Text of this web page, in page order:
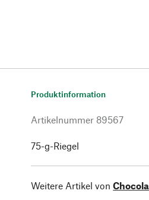
Produktinformation
Artikelnummer 89567
75-g-Riegel
Weitere Artikel von